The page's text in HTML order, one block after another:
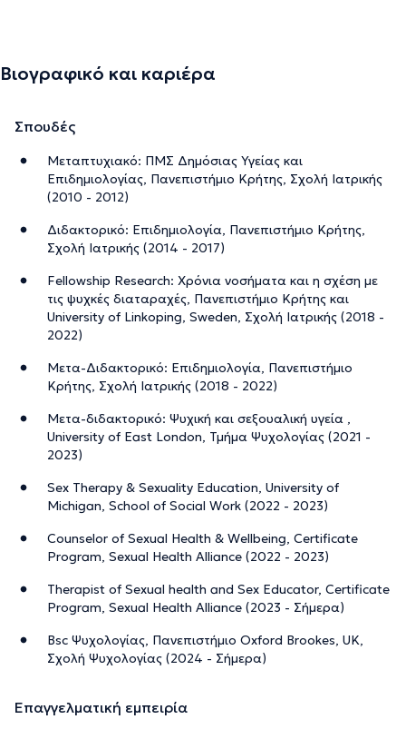
Βιογραφικό και καριέρα
Σπουδές
Μεταπτυχιακό: ΠΜΣ Δημόσιας Υγείας και
Επιδημιολογίας, Πανεπιστήμιο Κρήτης, Σχολή Ιατρικής
(2010 - 2012)
Διδακτορικό: Επιδημιολογία, Πανεπιστήμιο Κρήτης,
Σχολή Ιατρικής (2014 - 2017)
Fellowship Research: Χρόνια νοσήματα και η σχέση με
τις ψυχκές διαταραχές, Πανεπιστήμιο Κρήτης και
University of Linkoping, Sweden, Σχολή Ιατρικής (2018 -
2022)
Μετα-Διδακτορικό: Επιδημιολογία, Πανεπιστήμιο
Κρήτης, Σχολή Ιατρικής (2018 - 2022)
Μετα-διδακτορικό: Ψυχική και σεξουαλική υγεία ,
University of East London, Τμήμα Ψυχολογίας (2021 -
2023)
Sex Therapy & Sexuality Education, University of
Michigan, School of Social Work (2022 - 2023)
Counselor of Sexual Health & Wellbeing, Certificate
Program, Sexual Health Alliance (2022 - 2023)
Therapist of Sexual health and Sex Educator, Certificate
Program, Sexual Health Alliance (2023 - Σήμερα)
Bsc Ψυχολογίας, Πανεπιστήμιο Oxford Brookes, UK,
Σχολή Ψυχολογίας (2024 - Σήμερα)
Επαγγελματική εμπειρία